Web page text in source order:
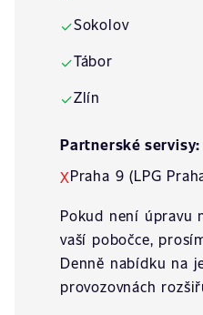
✓Sokolov
✓Tábor
✓Zlín
Partnerské servisy:
XPraha 9 (LPG
Pokud není úpravu
vaší pobočce,
Denně nabídku na
provozovnách